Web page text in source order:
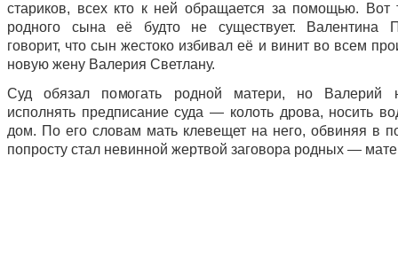
стариков, всех кто к ней обращается за помощью. Вот
родного сына её будто не существует. Валентина
говорит, что сын жестоко избивал её и винит во всем
новую жену Валерия Светлану.
Суд обязал помогать родной матери, но Валерий
исполнять предписание суда — колоть дрова, носить
дом. По его словам мать клевещет на него, обвиняя в
попросту стал невинной жертвой заговора родных —